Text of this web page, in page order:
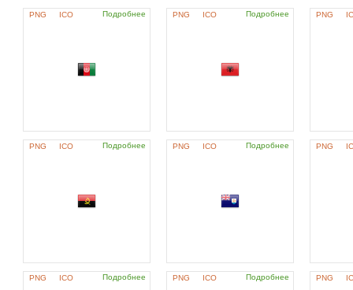
PNG ICO Подробнее PNG ICO Подробнее PNG
PNG ICO Подробнее PNG ICO Подробнее PNG
PNG ICO Подробнее PNG ICO Подробнее PNG